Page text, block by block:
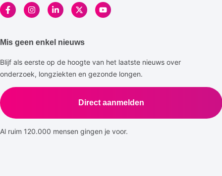
Mis geen enkel nieuws
Blijf als eerste op de hoogte van het laatste nieuws over
onderzoek, longziekten en gezonde longen.
Direct aanmelden
Al ruim 120.000 mensen gingen je voor.